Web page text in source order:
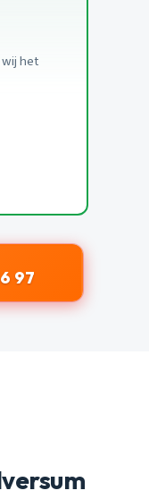
het
97